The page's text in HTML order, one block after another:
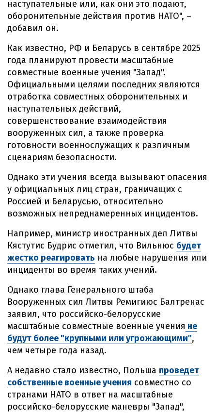
наступательные или, как они это подают,
оборонительные действия против НАТО", –
добавил он.
Как известно, РФ и Беларусь в сентябре 2025
года планируют провести масштабные
совместные военные учения "Запад".
Официальными целями последних являются
отработка совместных оборонительных и
наступательных действий,
совершенствование взаимодействия
вооруженных сил, а также проверка
готовности военнослужащих к различным
сценариям безопасности.
Однако эти учения всегда вызывают опасения
у официальных лиц стран, граничащих с
Россией и Беларусью, относительно
возможных непреднамеренных инцидентов.
Например, министр иностранных дел Литвы
Кястутис Будрис отметил, что Вильнюс будет
жестко реагировать на любые нарушения или
инциденты во время таких учений.
Однако глава Генерального штаба
Вооруженных сил Литвы Ремигиюс Балтренас
заявил, что российско-белорусские
масштабные совместные военные учения не
будут более "крупными или угрожающими",
чем четыре года назад.
А недавно стало известно, Польша проведет
собственные военные учения совместно со
странами НАТО в ответ на масштабные
российско-белорусские маневры "Запад",